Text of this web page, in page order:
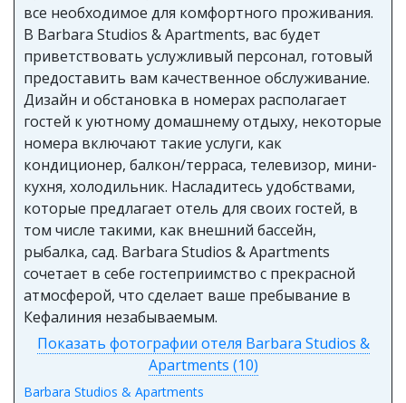
все необходимое для комфортного проживания.
В Barbara Studios & Apartments, вас будет
приветствовать услужливый персонал, готовый
предоставить вам качественное обслуживание.
Дизайн и обстановка в номерах располагает
гостей к уютному домашнему отдыху, некоторые
номера включают такие услуги, как
кондиционер, балкон/терраса, телевизор, мини-
кухня, холодильник. Насладитесь удобствами,
которые предлагает отель для своих гостей, в
том числе такими, как внешний бассейн,
рыбалка, сад. Barbara Studios & Apartments
сочетает в себе гостеприимство с прекрасной
атмосферой, что сделает ваше пребывание в
Кефалиния незабываемым.
Показать фотографии отеля Barbara Studios &
Apartments (10)
Barbara Studios & Apartments